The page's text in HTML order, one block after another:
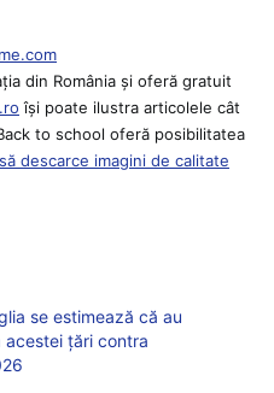
din România şi oferă gratuit
îşi poate ilustra articolele cât
to school oferă posibilitatea
să descarce imagini de calitate
se estimează că au
țări contra